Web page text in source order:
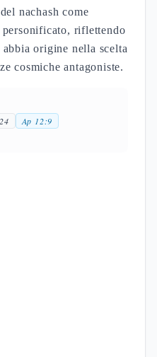
nachash come
riflettendo
origine nella scelta
cosmiche antagoniste.
Ap 12:9